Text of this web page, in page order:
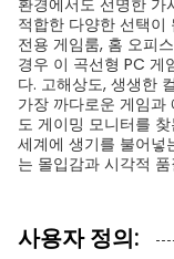
환경에서도 선명한 가
적합한 다양한 선택이
전용 게임룸, 홈 오피
경우 이 곡선형 PC 게
다. 고해상도, 생생한
가장 까다로운 게임
도 게이밍 모니터를
세계에 생기를 불어넣
는 몰입감과 시각적
사용자 정의: